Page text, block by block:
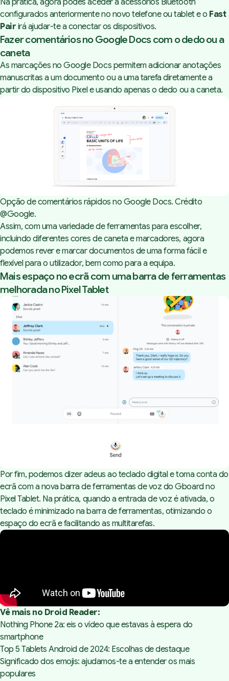
Na prática, agora podes aceder a acessórios Bluetooth
configurados anteriormente no novo telefone ou tablet e o Fast
Pair irá ajudar-te a conectar os dispositivos.
Fazer comentários no Google Docs com o dedo ou a
caneta
As marcações no Google Docs permitem adicionar anotações
manuscritas a um documento ou a uma tarefa diretamente a
partir do dispositivo Pixel e usando apenas o dedo ou a caneta.
Opção de comentários rápidos no Google Docs. Crédito
@Google.
Assim, com uma variedade de ferramentas para escolher,
incluindo diferentes cores de caneta e marcadores, agora
podemos rever e marcar documentos de uma forma fácil e
flexível para o utilizador, bem como para a equipa.
Mais espaço no ecrã com uma barra de ferramentas
melhorada no Pixel Tablet
Por fim, podemos dizer adeus ao teclado digital e toma conta do
ecrã com a nova barra de ferramentas de voz do Gboard no
Pixel Tablet. Na prática, quando a entrada de voz é ativada, o
teclado é minimizado na barra de ferramentas, otimizando o
espaço do ecrã e facilitando as multitarefas.
Vê mais no Droid Reader:
Nothing Phone 2a: eis o vídeo que estavas à espera do
smartphone
Top 5 Tablets Android de 2024: Escolhas de destaque
Significado dos emojis: ajudamos-te a entender os mais
populares